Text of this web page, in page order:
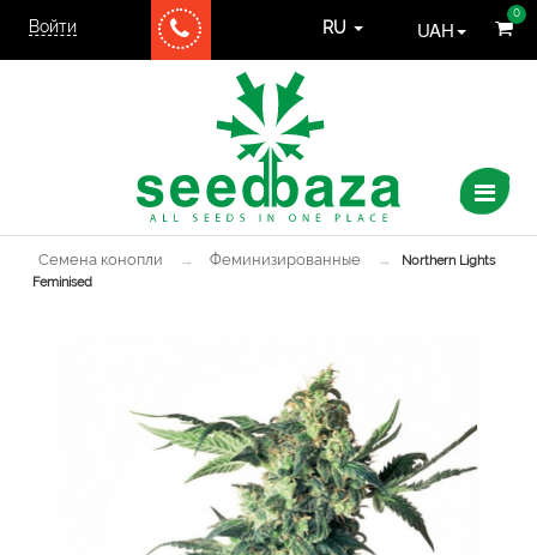
Войти
0
RU UAH
Семена конопли → Феминизированные →
Northern Lights
Feminised